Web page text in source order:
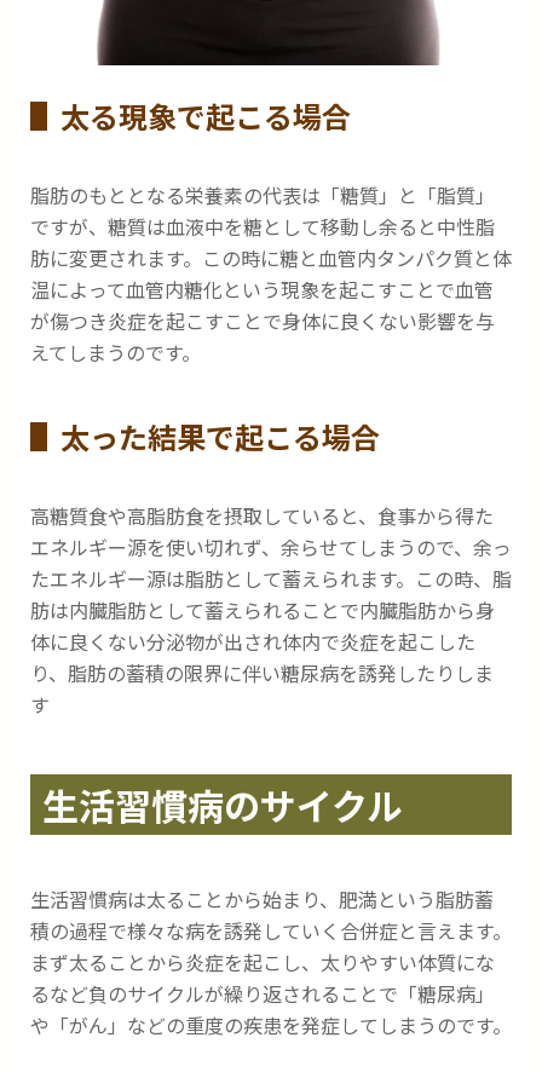
太る現象で起こる場合
脂肪のもととなる栄養素の代表は「糖質」と「脂質」
ですが、糖質は血液中を糖として移動し余ると中性脂
肪に変更されます。この時に糖と血管内タンパク質と体
温によって血管内糖化という現象を起こすことで血管
が傷つき炎症を起こすことで身体に良くない影響を与
えてしまうのです。
太った結果で起こる場合
高糖質食や高脂肪食を摂取していると、食事から得た
エネルギー源を使い切れず、余らせてしまうので、余っ
たエネルギー源は脂肪として蓄えられます。この時、脂
肪は内臓脂肪として蓄えられることで内臓脂肪から身
体に良くない分泌物が出され体内で炎症を起こした
り、脂肪の蓄積の限界に伴い糖尿病を誘発したりしま
す
生活習慣病のサイクル
生活習慣病は太ることから始まり、肥満という脂肪蓄
積の過程で様々な病を誘発していく合併症と言えます。
まず太ることから炎症を起こし、太りやすい体質にな
るなど負のサイクルが繰り返されることで「糖尿病」
や「がん」などの重度の疾患を発症してしまうのです。